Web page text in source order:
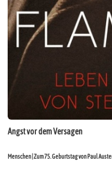
Angst vor dem Versagen
Menschen | Zum 75. Geburtstag von Paul